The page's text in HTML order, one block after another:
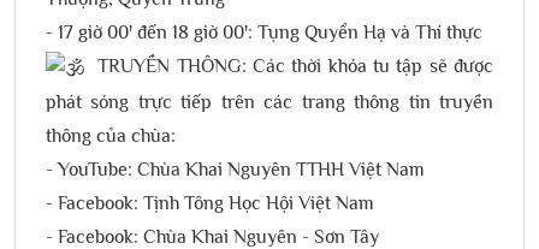
- 17 giờ 00' đến 18 giờ 00': Tụng Quyển Hạ và Thí thực
TRUYỀN THÔNG: Các thời khóa tu tập sẽ được
phát sóng trực tiếp trên các trang thông tin truyền
thông của chùa:
- YouTube: Chùa Khai Nguyên TTHH Việt Nam
- Facebook: Tịnh Tông Học Hội Việt Nam
- Facebook: Chùa Khai Nguyên - Sơn Tây